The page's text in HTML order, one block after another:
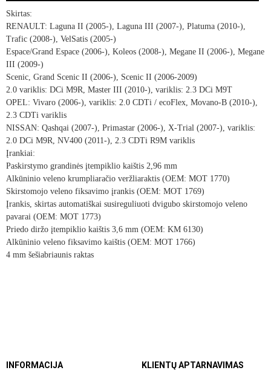
Skirtas:
RENAULT: Laguna II (2005-), Laguna III (2007-), Platuma (2010-),
Trafic (2008-), VelSatis (2005-)
Espace/Grand Espace (2006-), Koleos (2008-), Megane II (2006-), Megane
III (2009-)
Scenic, Grand Scenic II (2006-), Scenic II (2006-2009)
2.0 variklis: DCi M9R, Master III (2010-), variklis: 2.3 DCi M9T
OPEL: Vivaro (2006-), variklis: 2.0 CDTi / ecoFlex, Movano-B (2010-),
2.3 CDTi variklis
NISSAN: Qashqai (2007-), Primastar (2006-), X-Trial (2007-), variklis:
2.0 DCi M9R, NV400 (2011-), 2.3 CDTi R9M variklis
Įrankiai:
Paskirstymo grandinės įtempiklio kaištis 2,96 mm
Alkūninio veleno krumpliaračio veržliaraktis (OEM: MOT 1770)
Skirstomojo veleno fiksavimo įrankis (OEM: MOT 1769)
Įrankis, skirtas automatiškai susireguliuoti dvigubo skirstomojo veleno
pavarai (OEM: MOT 1773)
Priedo diržo įtempiklio kaištis 3,6 mm (OEM: KM 6130)
Alkūninio veleno fiksavimo kaištis (OEM: MOT 1766)
4 mm šešiabriaunis raktas
INFORMACIJA KLIENTŲ APTARNAVIMAS